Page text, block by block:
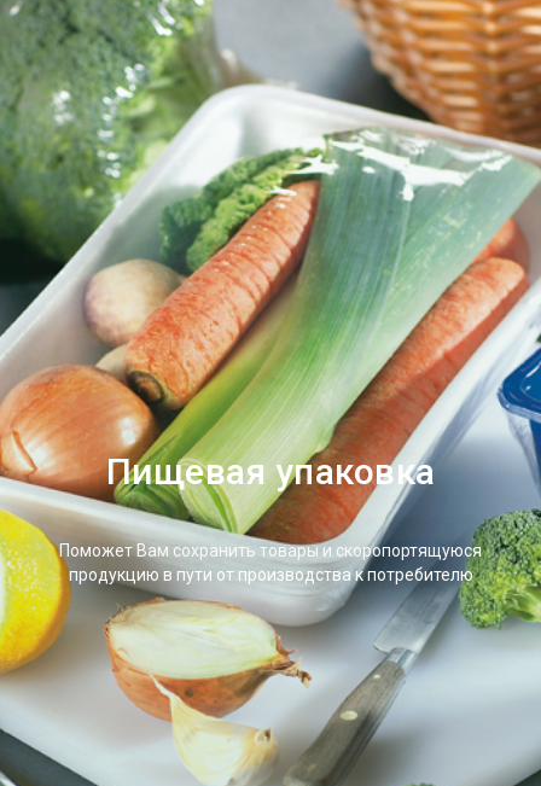
Пищевая упаковка
Поможет Вам сохранить товары и скоропортящуюся
продукцию в пути от производства к потребителю